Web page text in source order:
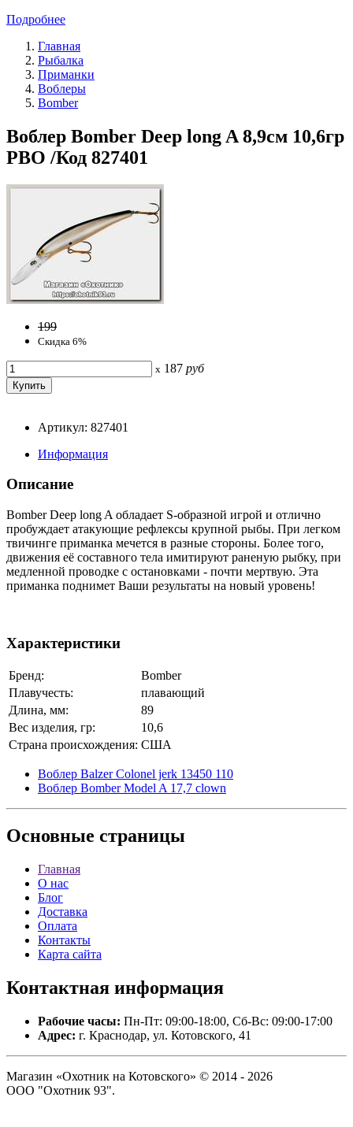
Подробнее
Главная
Рыбалка
Приманки
Воблеры
Bomber
Воблер Bomber Deep long A 8,9см 10,6гр
PBO /Код 827401
199
Скидка 6%
x 187 руб
Артикул: 827401
Информация
Описание
Bomber Deep long A обладает S-образной игрой и отлично
пробуждает атакующие рефлексы крупной рыбы. При легком
твичинге приманка мечется в разные стороны. Более того,
движения её составного тела имитируют раненую рыбку, при
медленной проводке с остановками - почти мертвую. Эта
приманка поднимет Ваши результаты на новый уровень!
Характеристики
Бренд:
Bomber
Плавучесть:
плавающий
Длина, мм:
89
Вес изделия, гр:
10,6
Страна происхождения: США
Воблер Balzer Colonel jerk 13450 110
Воблер Bomber Model A 17,7 clown
Основные страницы
Главная
О нас
Блог
Доставка
Оплата
Контакты
Карта сайта
Контактная информация
Рабочие часы: Пн-Пт: 09:00-18:00, Сб-Вс: 09:00-17:00
Адрес: г. Краснодар, ул. Котовского, 41
Магазин «Охотник на Котовского» © 2014 - 2026
ООО "Охотник 93".